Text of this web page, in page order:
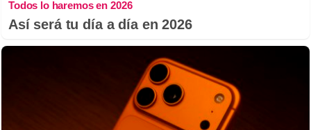
Todos lo haremos en 2026
Así será tu día a día en 2026